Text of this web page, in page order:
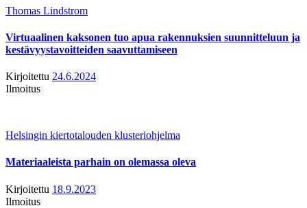
Thomas Lindstrom
Virtuaalinen kaksonen tuo apua rakennuksien suunnitteluun ja
kestävyystavoitteiden saavuttamiseen
Kirjoitettu 24.6.2024
Ilmoitus
Helsingin kiertotalouden klusteriohjelma
Materiaaleista parhain on olemassa oleva
Kirjoitettu 18.9.2023
Ilmoitus